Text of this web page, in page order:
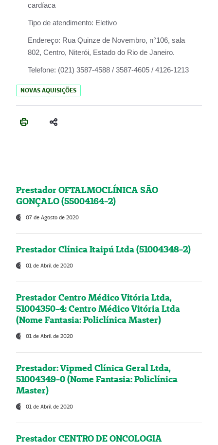
cardíaca
Tipo de atendimento: Eletivo
Endereço: Rua Quinze de Novembro, n°106, sala
802, Centro, Niterói, Estado do Rio de Janeiro.
Telefone: (021) 3587-4588 / 3587-4605 / 4126-1213
NOVAS AQUISIÇÕES
Prestador OFTALMOCLÍNICA SÃO
GONÇALO (55004164-2)
07 de Agosto de 2020
Prestador Clínica Itaipú Ltda (51004348-2)
01 de Abril de 2020
Prestador Centro Médico Vitória Ltda,
51004350-4: Centro Médico Vitória Ltda
(Nome Fantasia: Policlínica Master)
01 de Abril de 2020
Prestador: Vipmed Clínica Geral Ltda,
51004349-0 (Nome Fantasia: Policlínica
Master)
01 de Abril de 2020
Prestador CENTRO DE ONCOLOGIA